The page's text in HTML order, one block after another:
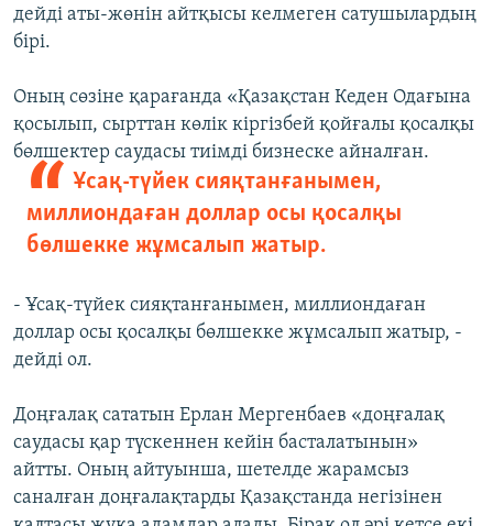
дейді аты-жөнін айтқысы келмеген сатушылардың
бірі.
Оның сөзіне қарағанда «Қазақстан Кеден Одағына
қосылып, сырттан көлік кіргізбей қойғалы қосалқы
бөлшектер саудасы тиімді бизнеске айналған.
Ұсақ-түйек сияқтанғанымен,
миллиондаған доллар осы қосалқы
бөлшекке жұмсалып жатыр.
- Ұсақ-түйек сияқтанғанымен, миллиондаған
доллар осы қосалқы бөлшекке жұмсалып жатыр, -
дейді ол.
Доңғалақ сататын Ерлан Мергенбаев «доңғалақ
саудасы қар түскеннен кейін басталатынын»
айтты. Оның айтуынша, шетелде жарамсыз
саналған доңғалақтарды Қазақстанда негізінен